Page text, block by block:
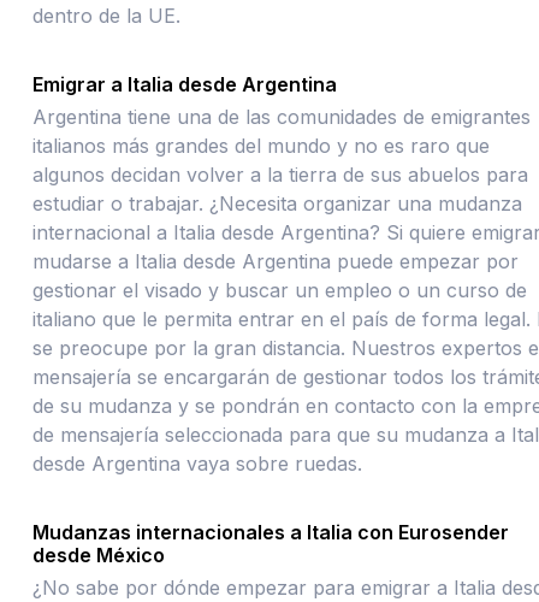
dentro de la UE.
Emigrar a Italia desde Argentina
Argentina tiene una de las comunidades de emigrantes
italianos más grandes del mundo y no es raro que
algunos decidan volver a la tierra de sus abuelos para
estudiar o trabajar. ¿Necesita organizar una mudanza
internacional a Italia desde Argentina? Si quiere
mudarse a Italia desde Argentina puede empezar por
gestionar el visado y buscar un empleo o un curso de
italiano que le permita entrar en el país de forma legal.
se preocupe por la gran distancia. Nuestros expertos
mensajería se encargarán de gestionar todos los
de su mudanza y se pondrán en contacto con la
de mensajería seleccionada para que su mudanza a
desde Argentina vaya sobre ruedas.
Mudanzas internacionales a Italia con Eurosender
desde México
¿No sabe por dónde empezar para emigrar a Italia